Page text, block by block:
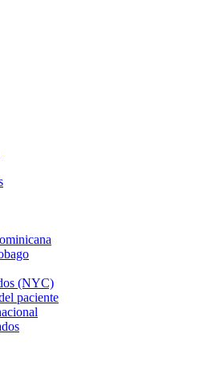
(NYC)
paciente